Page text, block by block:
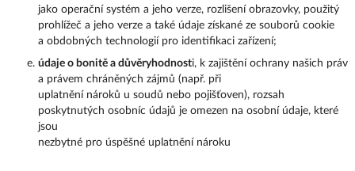
jako operační systém a jeho verze, rozlišení obrazovky, použitý
prohlížeč a jeho verze a také údaje získané ze souborů cookie
a obdobných technologií pro identifikaci zařízení;
údaje o bonitě a důvěryhodnosti, k zajištění ochrany našich práv
a právem chráněných zájmů (např. při
uplatnění nároků u soudů nebo pojišťoven), rozsah
poskytnutých osobníc údajů je omezen na osobní údaje, které
jsou
nezbytné pro úspěšné uplatnění nároku